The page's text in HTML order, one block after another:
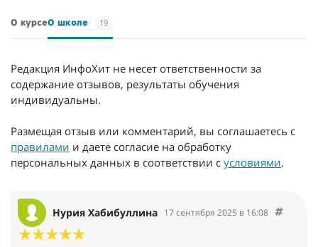
О курсеО школе 19
Редакция ИнфоХит не несет ответственности за
содержание отзывов, результаты обучения
индивидуальны.
Размещая отзыв или комментарий, вы соглашаетесь с
правилами и даете согласие на обработку
персональных данных в соответствии с условиями.
Нурия Хабибуллина 17 сентября 2025 в 16:08